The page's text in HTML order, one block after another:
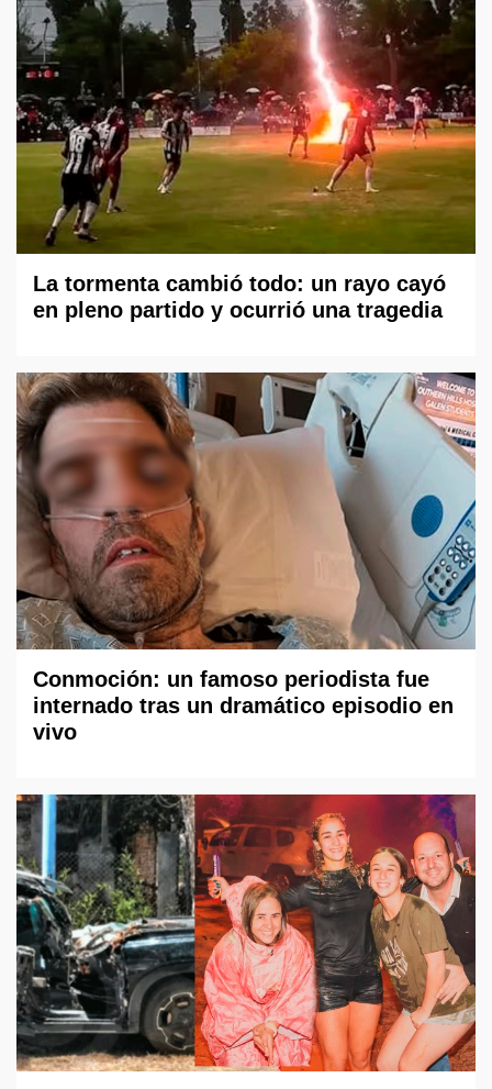
La tormenta cambió todo: un rayo cayó
en pleno partido y ocurrió una tragedia
Conmoción: un famoso periodista fue
internado tras un dramático episodio en
vivo